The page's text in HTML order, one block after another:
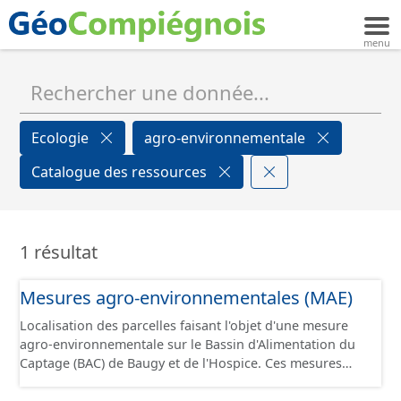
Ecologie
agro-environnementale
Catalogue des ressources
1 résultat
Mesures agro-environnementales (MAE)
Localisation des parcelles faisant l'objet d'une mesure
agro-environnementale sur le Bassin d'Alimentation du
Captage (BAC) de Baugy et de l'Hospice. Ces mesures